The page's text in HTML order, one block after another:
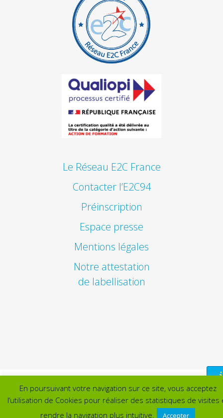
Le Réseau E2C France
Contacter l’E2C94
Préinscription
Espace presse
Mentions légales
Notre attestation
de labellisation
En poursuivant votre navigation sur ce site, vous acceptez
l’utilisation de Cookies pour réaliser des statistiques de visites
rendre la navigation plus intuitive.
Accepter